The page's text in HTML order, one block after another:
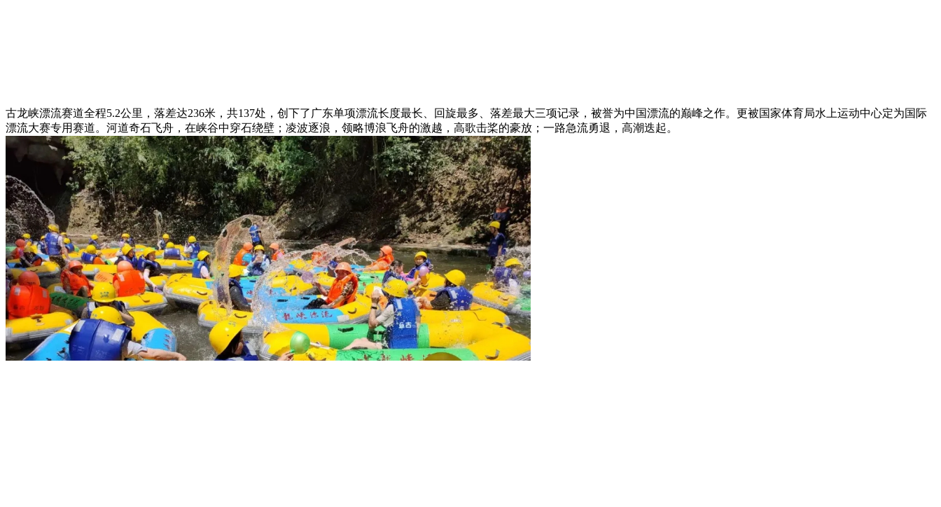
古龙峡漂流赛道全程5.2公里，落差达236米，共137处，创下了广东单项漂流长度最长、回旋最多、落差最大三项记录，被誉为中国漂流的巅峰之作。更被国家体育局水上运动中心定为国际
漂流大赛专用赛道。河道奇石飞舟，在峡谷中穿石绕壁；凌波逐浪，领略博浪飞舟的激越，高歌击桨的豪放；一路急流勇退，高潮迭起。